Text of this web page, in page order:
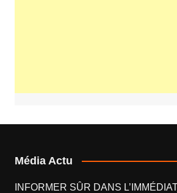
Média Actu
INFORMER SÛR DANS